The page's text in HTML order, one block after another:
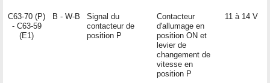
C63-70 (P)
- C63-59
(E1)
B - W-B
Signal du
contacteur de
position P
Contacteur
d'allumage en
position ON et
levier de
changement de
vitesse en
position P
11 à 14 V